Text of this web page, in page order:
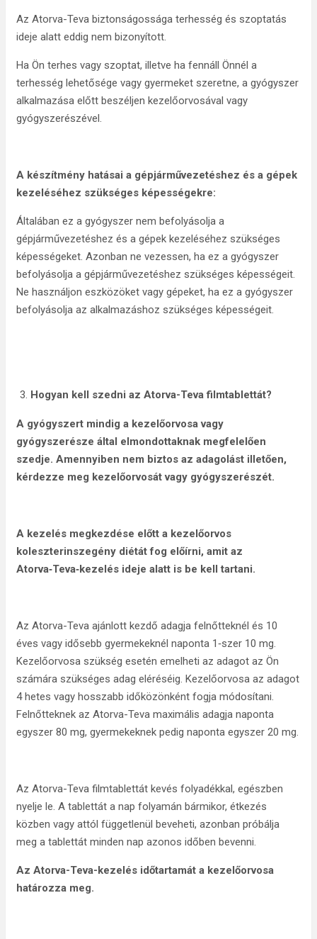
Az Atorva-Teva biztonságossága terhesség és szoptatás
ideje alatt eddig nem bizonyított.
Ha Ön terhes vagy szoptat, illetve ha fennáll Önnél a
terhesség lehetősége vagy gyermeket szeretne, a gyógyszer
alkalmazása előtt beszéljen kezelőorvosával vagy
gyógyszerészével.
A készítmény hatásai a gépjárművezetéshez és a gépek
kezeléséhez szükséges képességekre:
Általában ez a gyógyszer nem befolyásolja a
gépjárművezetéshez és a gépek kezeléséhez szükséges
képességeket. Azonban ne vezessen, ha ez a gyógyszer
befolyásolja a gépjárművezetéshez szükséges képességeit.
Ne használjon eszközöket vagy gépeket, ha ez a gyógyszer
befolyásolja az alkalmazáshoz szükséges képességeit.
Hogyan kell szedni az Atorva-Teva filmtablettát?
A gyógyszert mindig a kezelőorvosa vagy
gyógyszerésze által elmondottaknak megfelelően
szedje. Amennyiben nem biztos az adagolást illetően,
kérdezze meg kezelőorvosát vagy gyógyszerészét.
A kezelés megkezdése előtt a kezelőorvos
koleszterinszegény diétát fog előírni, amit az
Atorva‑Teva‑kezelés ideje alatt is be kell tartani.
Az Atorva-Teva ajánlott kezdő adagja felnőtteknél és 10
éves vagy idősebb gyermekeknél naponta 1‑szer 10 mg.
Kezelőorvosa szükség esetén emelheti az adagot az Ön
számára szükséges adag eléréséig. Kezelőorvosa az adagot
4 hetes vagy hosszabb időközönként fogja módosítani.
Felnőtteknek az Atorva-Teva maximális adagja naponta
egyszer 80 mg, gyermekeknek pedig naponta egyszer 20 mg.
Az Atorva-Teva filmtablettát kevés folyadékkal, egészben
nyelje le. A tablettát a nap folyamán bármikor, étkezés
közben vagy attól függetlenül beveheti, azonban próbálja
meg a tablettát minden nap azonos időben bevenni.
Az Atorva-Teva-kezelés időtartamát a kezelőorvosa
határozza meg.